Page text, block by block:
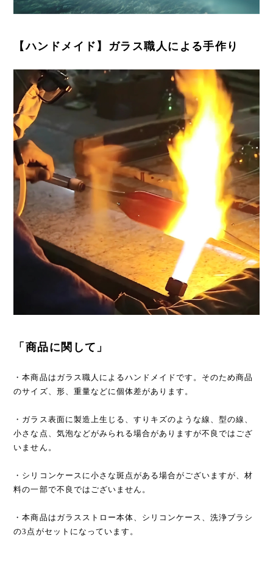
【ハンドメイド】ガラス職人による手作り
「商品に関して」
・本商品はガラス職人によるハンドメイドです。そのため商品
のサイズ、形、重量などに個体差があります。
・ガラス表面に製造上生じる、すりキズのような線、型の線、
小さな点、気泡などがみられる場合がありますが不良ではござ
いません。
・シリコンケースに小さな斑点がある場合がございますが、材
料の一部で不良ではございません。
・本商品はガラスストロー本体、シリコンケース、洗浄ブラシ
の3点がセットになっています。